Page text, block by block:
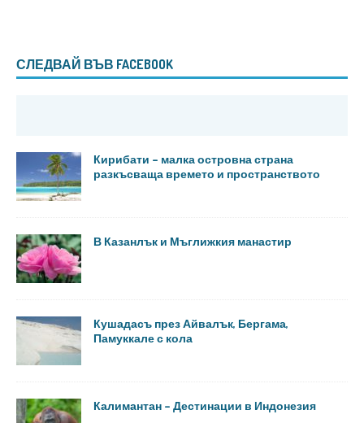
СЛЕДВАЙ ВЪВ FACEBOOK
Кирибати – малка островна страна
разкъсваща времето и пространството
В Казанлък и Мъглижкия манастир
Кушадасъ през Айвалък, Бергама,
Памуккале с кола
Калимантан – Дестинации в Индонезия